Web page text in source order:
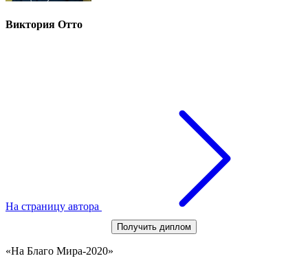
Виктория Отто
На страницу автора
Получить диплом
«На Благо Мира-2020»